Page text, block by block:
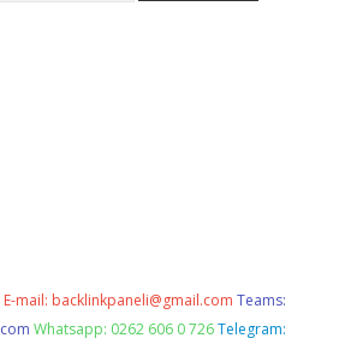
E-mail: backlinkpaneli@gmail.com Teams:
Whatsapp: 0262 606 0 726 Telegram: